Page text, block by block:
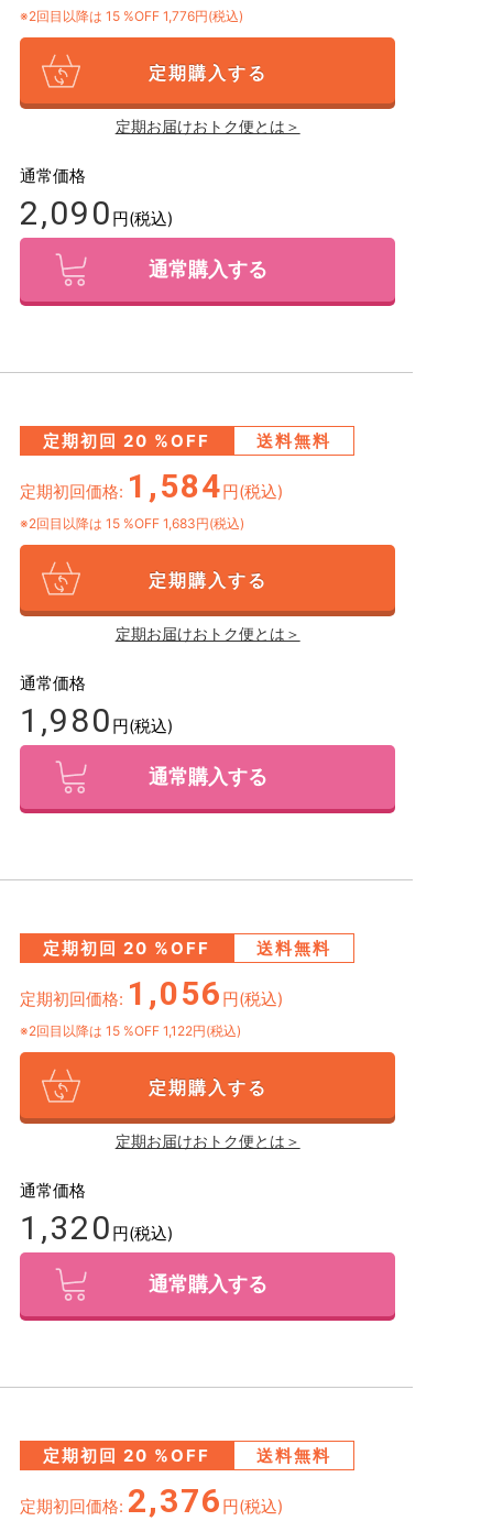
※2回目以降は 15 %OFF 1,776円(税込)
定期購入する
定期お届けおトク便とは＞
通常価格
2,090 円(税込)
通常購入する
定期初回 20 %OFF 送料無料
定期初回価格: 1,584円(税込)
※2回目以降は 15 %OFF 1,683円(税込)
定期購入する
定期お届けおトク便とは＞
通常価格
1,980 円(税込)
通常購入する
定期初回 20 %OFF 送料無料
定期初回価格: 1,056 円(税込)
※2回目以降は 15 %OFF 1,122円(税込)
定期購入する
定期お届けおトク便とは＞
通常価格
1,320 円(税込)
通常購入する
定期初回 20 %OFF 送料無料
定期初回価格: 2,376 円(税込)